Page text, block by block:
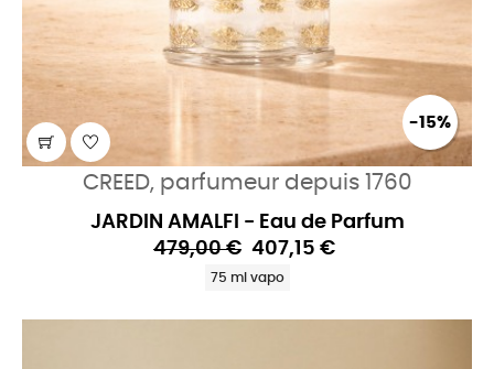
-15%
CREED, parfumeur depuis 1760
JARDIN AMALFI - Eau de Parfum
479,00 € 407,15 €
75 ml vapo